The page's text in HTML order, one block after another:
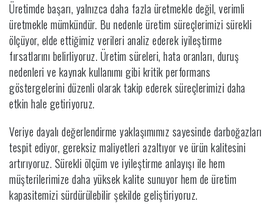
Üretimde başarı, yalnızca daha fazla üretmekle değil, verimli
üretmekle mümkündür. Bu nedenle üretim süreçlerimizi sürekli
ölçüyor, elde ettiğimiz verileri analiz ederek iyileştirme
fırsatlarını belirliyoruz. Üretim süreleri, hata oranları, duruş
nedenleri ve kaynak kullanımı gibi kritik performans
göstergelerini düzenli olarak takip ederek süreçlerimizi daha
etkin hale getiriyoruz.
Veriye dayalı değerlendirme yaklaşımımız sayesinde darboğazları
tespit ediyor, gereksiz maliyetleri azaltıyor ve ürün kalitesini
artırıyoruz. Sürekli ölçüm ve iyileştirme anlayışı ile hem
müşterilerimize daha yüksek kalite sunuyor hem de üretim
kapasitemizi sürdürülebilir şekilde geliştiriyoruz.